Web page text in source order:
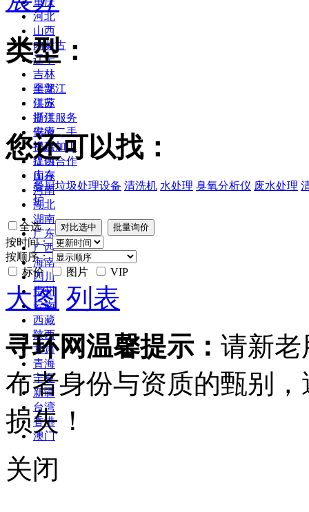
河北
山西
内蒙古
辽宁
吉林
黑龙江
江苏
浙江
安徽
福建
江西
山东
河南
湖北
湖南
广东
广西
海南
四川
贵州
云南
西藏
陕西
甘肃
青海
宁夏
新疆
台湾
香港
澳门
类型：
全部
供应
提供服务
供应二手
提供加工
提供合作
库存
您还可以找：
餐厨垃圾处理设备 清洗机 水处理 臭氧分析仪 废水处理
炉
全选
按时间：
按顺序：
标价
图片 VIP
大图 列表
寻环网温馨提示： 请新老
布者身份与资质的甄别
损失！
关闭